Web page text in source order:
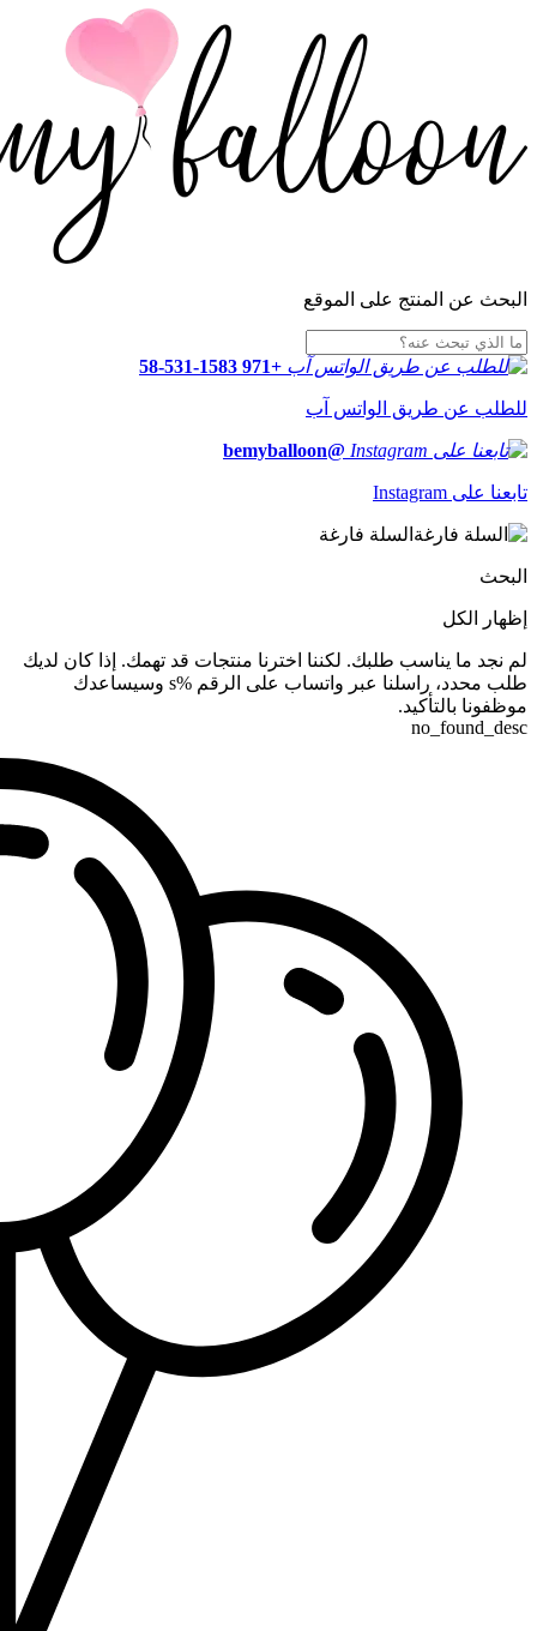
البحث عن المنتج على الموقع
+971 58-531-1583
للطلب عن طريق الواتس آب
@bemyballoon
تابعنا على Instagram
السلة فارغة
البحث
إظهار الكل
لم نجد ما يناسب طلبك. لكننا اخترنا منتجات قد تهمك. إذا كان لديك
طلب محدد، راسلنا عبر واتساب على الرقم %s وسيساعدك
موظفونا بالتأكيد.
no_found_desc